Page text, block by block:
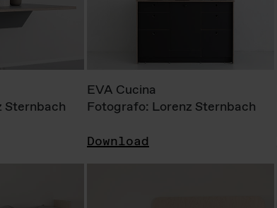
Sternbach
EVA Cucina
Fotografo: Lorenz Sternbach
Download